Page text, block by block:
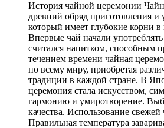
История чайной церемонии
древний обряд приготовления и
который имеет глубокие корни в
Впервые чай начали
считался напитком, способным
течением времени чайная
по всему миру, приобретая
традиции в каждой стране. В
церемония стала искусством,
гармонию и умиротворение.
качества. Использование
Правильная температура